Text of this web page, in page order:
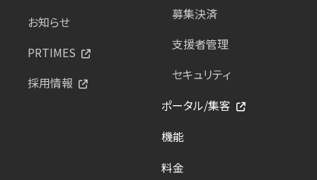
お知らせ
PRTIMES
採用情報
募集決済
支援者管理
セキュリティ
ポータル/集客
機能
料金